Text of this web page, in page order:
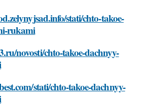
stati/chto-takoe-
rukami
novosti/chto-takoe-dachnyy-
stati/chto-takoe-dachnyy-